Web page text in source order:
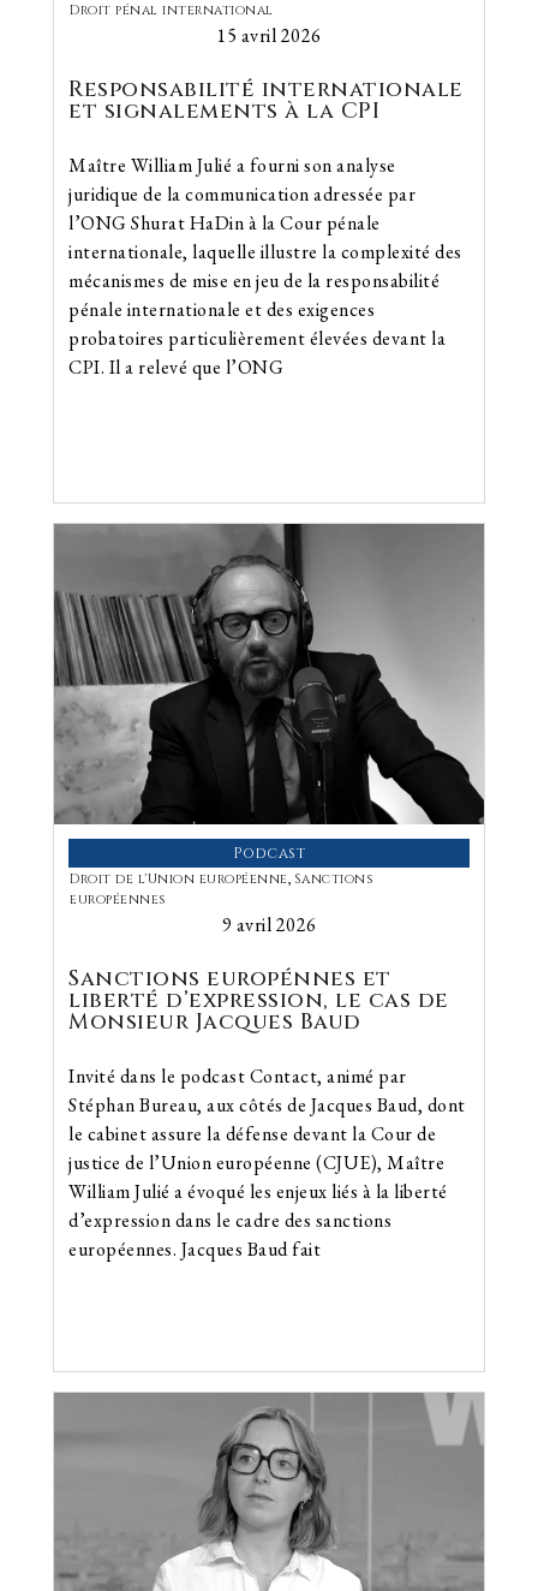
Droit pénal international
15 avril 2026
Responsabilité internationale
et signalements à la CPI
Maître William Julié a fourni son analyse
juridique de la communication adressée par
l’ONG Shurat HaDin à la Cour pénale
internationale, laquelle illustre la complexité des
mécanismes de mise en jeu de la responsabilité
pénale internationale et des exigences
probatoires particulièrement élevées devant la
CPI. Il a relevé que l’ONG
Podcast
Droit de l'Union européenne, Sanctions
européennes
9 avril 2026
Sanctions europénnes et
liberté d’expression, le cas de
Monsieur Jacques Baud
Invité dans le podcast Contact, animé par
Stéphan Bureau, aux côtés de Jacques Baud, dont
le cabinet assure la défense devant la Cour de
justice de l’Union européenne (CJUE), Maître
William Julié a évoqué les enjeux liés à la liberté
d’expression dans le cadre des sanctions
européennes. Jacques Baud fait